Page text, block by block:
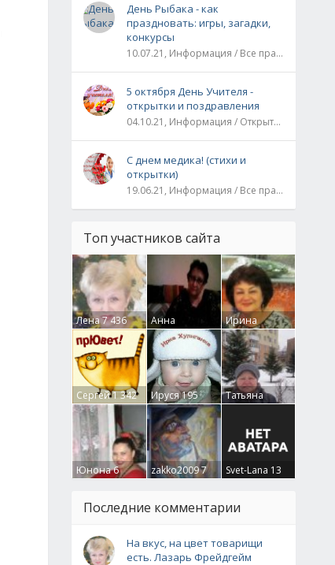
День Рыбака - как
праздновать: игры, загадки,
конкурсы
10.07.21, Информация / Все праздники
5 октября День Учителя -
открытки и поздравления
04.10.21, Информация / Открытки / Все праздники
С днем медика! (стихи и
открытки)
19.06.21, Информация / Все праздники
Топ участников сайта
Лена7 436
Анна
Гумлевая0
Ирина
Бруцкая41
Сергей1 342 Ируся195
Татьяна
Крючкова0
Юнона6 zakko20097 Svet-Lana 13
Последние комментарии
На вкус, на цвет товарищи
есть. Лазарь Фрейдгейм